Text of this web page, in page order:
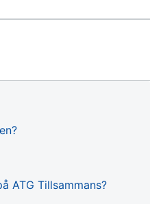
ATG Tillsammans?